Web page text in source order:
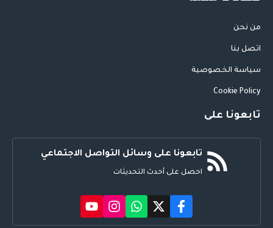
من نحن
اتصل بنا
سياسة الخصوصية
Cookie Policy
تابعونا على
تابعونا على وسائل التواصل الاجتماعي
احصل على أحدث التحديثات